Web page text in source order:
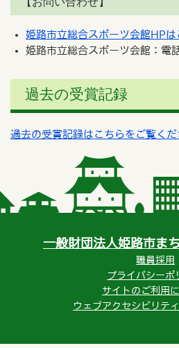
姫路市立総合スポーツ会館HPは
姫路市立総合スポーツ会館：
過去の受賞記録
過去の受賞記録はこちらをご覧くだ
一般財団法人姫路市ま
職員採用
プライバシーポ
サイトのご利用
ウェブアクセシビリテ